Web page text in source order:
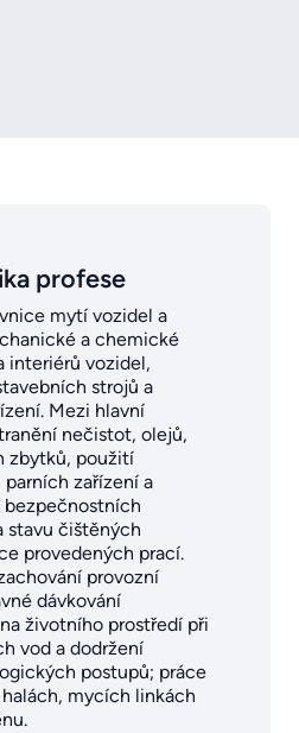
profese
mytí vozidel a
a chemické
interiérů vozidel,
strojů a
Mezi hlavní
nečistot, olejů,
zbytků, použití
zařízení a
stavu čištěných
provedených prací.
provozní
dávkování
životního prostředí při
vod a dodržení
postupů; práce
mycích linkách